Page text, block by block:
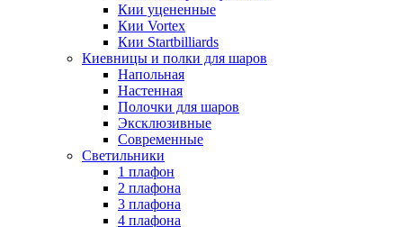
Кии уцененные
Кии Vortex
Кии Startbilliards
Киевницы и полки для шаров
Напольная
Настенная
Полочки для шаров
Эксклюзивные
Современные
Светильники
1 плафон
2 плафона
3 плафона
4 плафона